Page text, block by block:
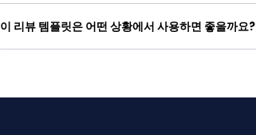
이 리뷰 템플릿은 어떤 상황에서 사용하면 좋을까요?